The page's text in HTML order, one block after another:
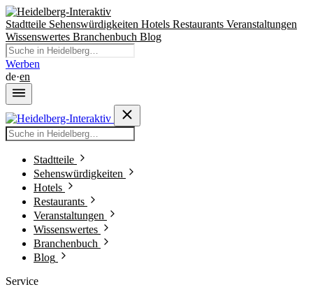
Stadtteile Sehenswürdigkeiten Hotels Restaurants Veranstaltungen
Wissenswertes Branchenbuch Blog
Werben
de·en
Stadtteile
Sehenswürdigkeiten
Hotels
Restaurants
Veranstaltungen
Wissenswertes
Branchenbuch
Blog
Service